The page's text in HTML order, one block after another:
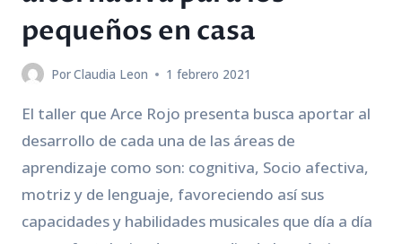
pequeños en casa
PorClaudia Leon 1 febrero 2021
El taller que Arce Rojo presenta busca aportar al
desarrollo de cada una de las áreas de
aprendizaje como son: cognitiva, Socio afectiva,
motriz y de lenguaje, favoreciendo así sus
capacidades y habilidades musicales que día a día